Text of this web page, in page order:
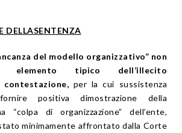
DELLASENTENZA
del modello organizzativo” non
elemento tipico dell’illecito
per la cui sussistenza
positiva dimostrazione della
“colpa di organizzazione” dell’ente,
minimamente affrontato dalla Corte